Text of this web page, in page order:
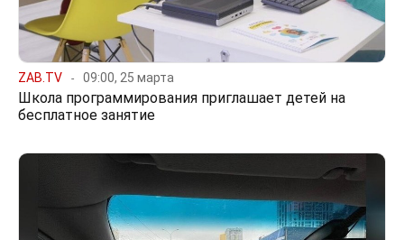
ZAB.TV 09:00, 25 марта
Школа программирования приглашает детей на
бесплатное занятие